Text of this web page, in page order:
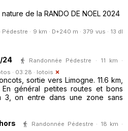
de la RANDO DE NOEL 2024
· 9 km · D+240 m · 379 vus · 13 dl
24
Randonnée Pédestre · 11 km ·
· 03:28 · lotois
sortie vers Limogne. 11.6 km,
général petites routes et bons
3, on entre dans une zone sans
Randonnée Pédestre · 18 km ·